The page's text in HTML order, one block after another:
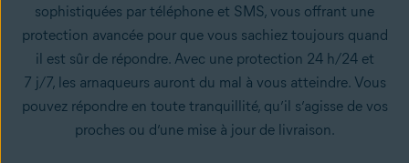
sophistiquées par téléphone et SMS, vous offrant une
protection avancée pour que vous sachiez toujours quand
il est sûr de répondre. Avec une protection 24 h/24 et
7 j/7, les arnaqueurs auront du mal à vous atteindre. Vous
pouvez répondre en toute tranquillité, qu’il s’agisse de vos
proches ou d’une mise à jour de livraison.